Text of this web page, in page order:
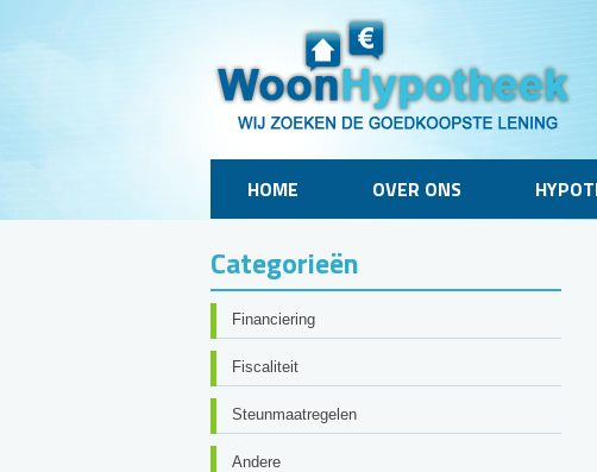
HOME OVER ONS
Categorieën
Financiering
Fiscaliteit
Steunmaatregelen
Andere